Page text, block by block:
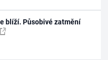
blíží. Působivé zatmění